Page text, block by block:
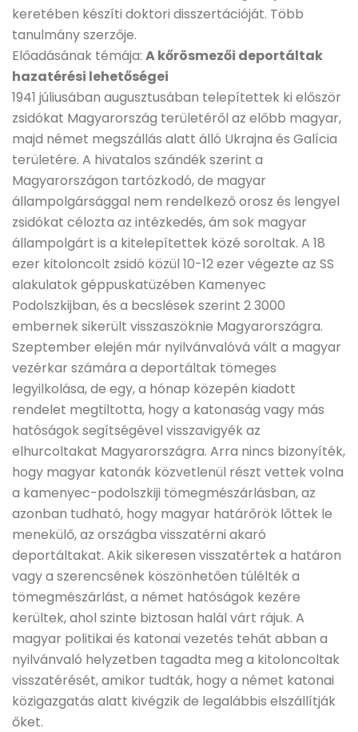
keretében készíti doktori disszertációját. Több
tanulmány szerzője.
Előadásának témája: A kőrösmezői deportáltak
hazatérési lehetőségei
1941 júliusában augusztusában telepítettek ki először
zsidókat Magyarország területéről az előbb magyar,
majd német megszállás alatt álló Ukrajna és Galícia
területére. A hivatalos szándék szerint a
Magyarországon tartózkodó, de magyar
állampolgársággal nem rendelkező orosz és lengyel
zsidókat célozta az intézkedés, ám sok magyar
állampolgárt is a kitelepítettek közé soroltak. A 18
ezer kitoloncolt zsidó közül 10-12 ezer végezte az SS
alakulatok géppuskatüzében Kamenyec
Podolszkijban, és a becslések szerint 2 3000
embernek sikerült visszaszöknie Magyarországra.
Szeptember elején már nyilvánvalóvá vált a magyar
vezérkar számára a deportáltak tömeges
legyilkolása, de egy, a hónap közepén kiadott
rendelet megtiltotta, hogy a katonaság vagy más
hatóságok segítségével visszavigyék az
elhurcoltakat Magyarországra. Arra nincs bizonyíték,
hogy magyar katonák közvetlenül részt vettek volna
a kamenyec-podolszkiji tömegmészárlásban, az
azonban tudható, hogy magyar határőrök lőttek le
menekülő, az országba visszatérni akaró
deportáltakat. Akik sikeresen visszatértek a határon
vagy a szerencsének köszönhetően túlélték a
tömegmészárlást, a német hatóságok kezére
kerültek, ahol szinte biztosan halál várt rájuk. A
magyar politikai és katonai vezetés tehát abban a
nyilvánvaló helyzetben tagadta meg a kitoloncoltak
visszatérését, amikor tudták, hogy a német katonai
közigazgatás alatt kivégzik de legalábbis elszállítják
őket.